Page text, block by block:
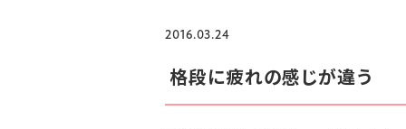
2016.03.24
格段に疲れの感じが違う